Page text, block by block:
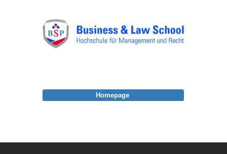
Homepage